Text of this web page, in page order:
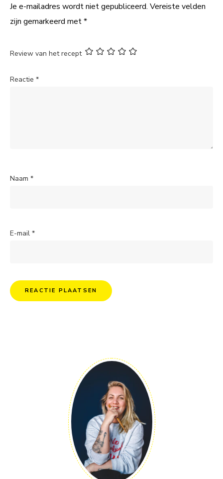
Je e-mailadres wordt niet gepubliceerd. Vereiste velden
zijn gemarkeerd met*
Review van het recept
Reactie *
Naam *
E-mail *